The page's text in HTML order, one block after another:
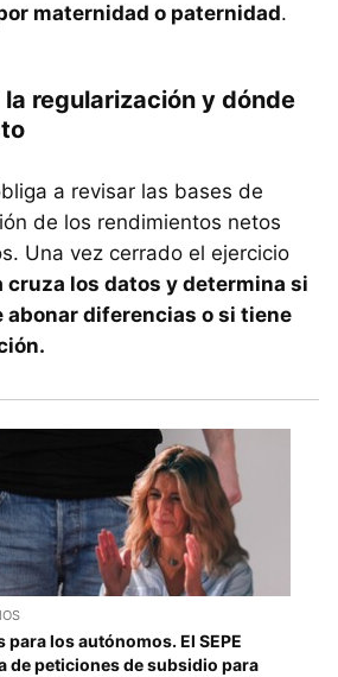
maternidad o paternidad.
regularización y dónde
a revisar las bases de
de los rendimientos netos
Una vez cerrado el ejercicio
cruza los datos y determina si
abonar diferencias o si tiene
los autónomos. El SEPE
de peticiones de subsidio para